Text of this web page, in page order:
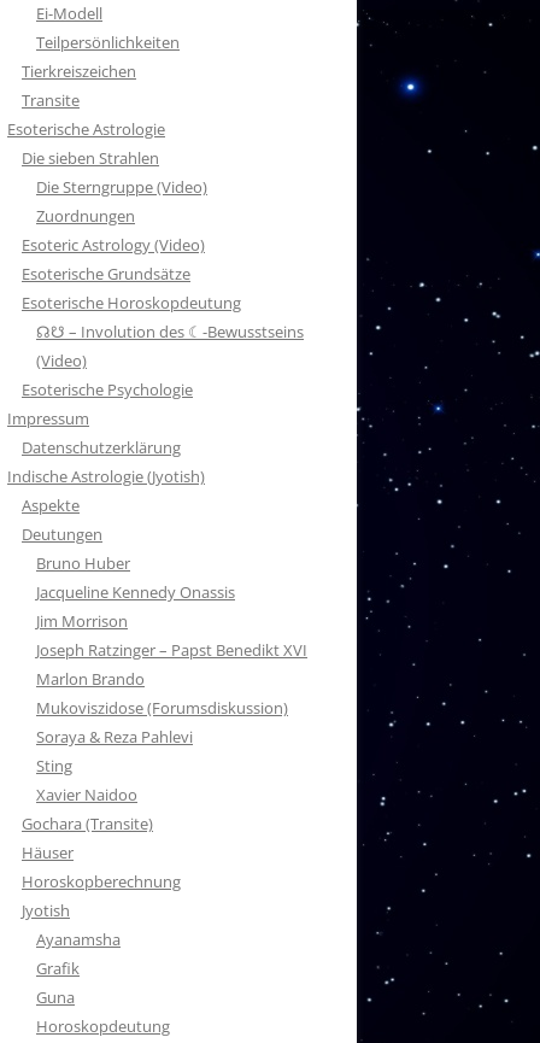
Ei-Modell
Teilpersönlichkeiten
Tierkreiszeichen
Transite
Esoterische Astrologie
Die sieben Strahlen
Die Sterngruppe (Video)
Zuordnungen
Esoteric Astrology (Video)
Esoterische Grundsätze
Esoterische Horoskopdeutung
☊☋ – Involution des ☾-Bewusstseins
(Video)
Esoterische Psychologie
Impressum
Datenschutzerklärung
Indische Astrologie (Jyotish)
Aspekte
Deutungen
Bruno Huber
Jacqueline Kennedy Onassis
Jim Morrison
Joseph Ratzinger – Papst Benedikt XVI
Marlon Brando
Mukoviszidose (Forumsdiskussion)
Soraya & Reza Pahlevi
Sting
Xavier Naidoo
Gochara (Transite)
Häuser
Horoskopberechnung
Jyotish
Ayanamsha
Grafik
Guna
Horoskopdeutung